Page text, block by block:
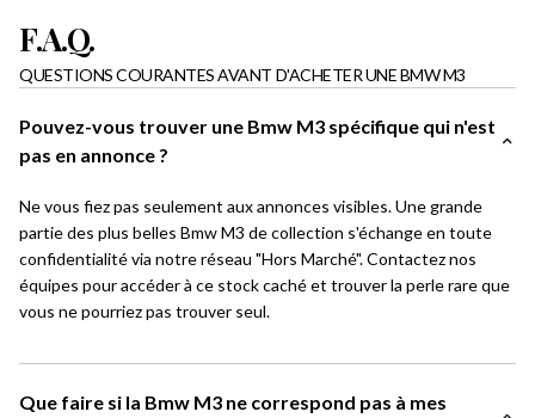
F.A.Q.
QUESTIONS COURANTES AVANT D'ACHETER UNE BMW M3
Pouvez-vous trouver une Bmw M3 spécifique qui n'est
pas en annonce ?
Ne vous fiez pas seulement aux annonces visibles. Une grande
partie des plus belles Bmw M3 de collection s'échange en toute
confidentialité via notre réseau "Hors Marché". Contactez nos
équipes pour accéder à ce stock caché et trouver la perle rare que
vous ne pourriez pas trouver seul.
Que faire si la Bmw M3 ne correspond pas à mes